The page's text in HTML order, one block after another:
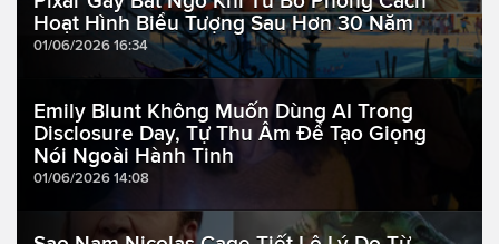
Hoạt Hình Biểu Tượng Sau Hơn 30 Năm
01/06/2026 16:34
Emily Blunt Không Muốn Dùng AI Trong
Disclosure Day, Tự Thu Âm Để Tạo Giọng
Nói Ngoài Hành Tinh
01/06/2026 14:08